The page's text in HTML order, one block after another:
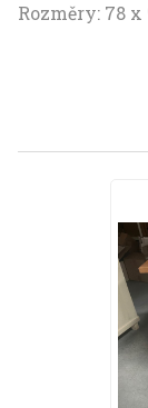
Rozměry: 78 x